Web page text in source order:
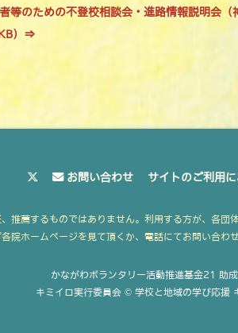
等のための不登校相談会・進路情報説明会
）⇒
お問い合わせ サイトのご利用
推薦するものではありません。利用する方が、各
院ホームページを見て頂くか、電話にてお問い合わせ
かながわボランタリー活動推進基金21 助
キミイロ実行委員会 © 学校と地域の学び応援